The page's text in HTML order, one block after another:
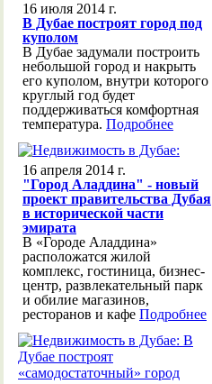
16 июля 2014 г.
В Дубае построят город под
куполом
В Дубае задумали построить
небольшой город и накрыть
его куполом, внутри которого
круглый год будет
поддерживаться комфортная
температура. Подробнее
16 апреля 2014 г.
"Город Аладдина" - новый
проект правительства Дубая
в исторической части
эмирата
В «Городе Аладдина»
расположатся жилой
комплекс, гостиница, бизнес-
центр, развлекательный парк
и обилие магазинов,
ресторанов и кафе Подробнее